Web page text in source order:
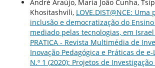
André Araújo, Maria João Cunha,
Khositashvili, LOVE.DIST@NCE:
inclusão e democratização do
mediado pelas tecnologias, em
PRATICA - Revista Multimédia de
Inovação Pedagógica e Práticas de
N.º 1 (2020): Projetos de